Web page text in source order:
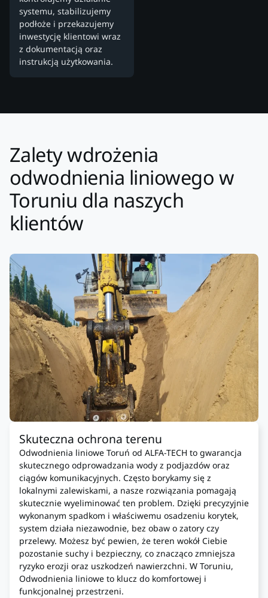
systemu, stabilizujemy
podłoże i przekazujemy
inwestycję klientowi wraz
z dokumentacją oraz
instrukcją użytkowania.
Zalety wdrożenia
odwodnienia liniowego w
Toruniu dla naszych
klientów
Skuteczna ochrona terenu
Odwodnienia liniowe Toruń od ALFA-TECH to gwarancja
skutecznego odprowadzania wody z podjazdów oraz
ciągów komunikacyjnych. Często borykamy się z
lokalnymi zalewiskami, a nasze rozwiązania pomagają
skutecznie wyeliminować ten problem. Dzięki precyzyjnie
wykonanym spadkom i właściwemu osadzeniu korytek,
system działa niezawodnie, bez obaw o zatory czy
przelewy. Możesz być pewien, że teren wokół Ciebie
pozostanie suchy i bezpieczny, co znacząco zmniejsza
ryzyko erozji oraz uszkodzeń nawierzchni. W Toruniu,
Odwodnienia liniowe to klucz do komfortowej i
funkcjonalnej przestrzeni.